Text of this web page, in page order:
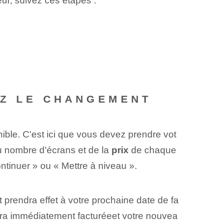
LE CHANGEMENT
C'est ici que vous devez prendre vot
nombre d'écrans et de la prix de chaque
» ou « Mettre à niveau ».
prendra effet à votre prochaine date de fa
immédiatement facturée⁣et votre nouvea